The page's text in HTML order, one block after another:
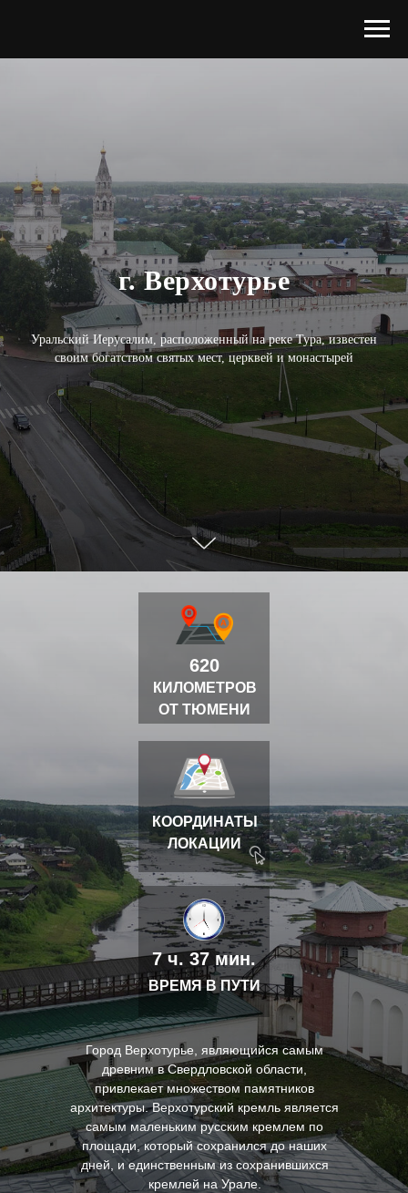
г. Верхотурье
Уральский Иерусалим, расположенный на реке Тура, известен
своим богатством святых мест, церквей и монастырей
Город Верхотурье, являющийся самым
древним в Свердловской области,
привлекает множеством памятников
архитектуры. Верхотурский кремль является
самым маленьким русским кремлем по
площади, который сохранился до наших
дней, и единственным из сохранившихся
кремлей на Урале.
КИЛОМЕТРОВ
ОТ ТЮМЕНИ
620
7 ч. 37 мин.
ВРЕМЯ В ПУТИ
КООРДИНАТЫ
ЛОКАЦИИ